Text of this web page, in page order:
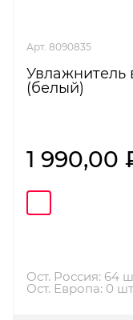
Арт. 8090835
Увлажнитель
(белый)
1 990,00
Ост. Россия: 64
Ост. Европа: 0